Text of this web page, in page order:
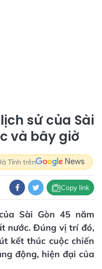
sử của Sài
và bây giờ
Tĩnh trên
Copy link
Sài Gòn 45 năm
nước. Đúng vị trí đó,
kết thúc cuộc chiến
động, hiện đại của